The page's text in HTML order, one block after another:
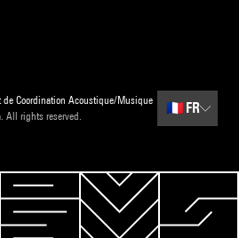
de Coordination Acoustique/Musique
All rights reserved.
🇫🇷 FR